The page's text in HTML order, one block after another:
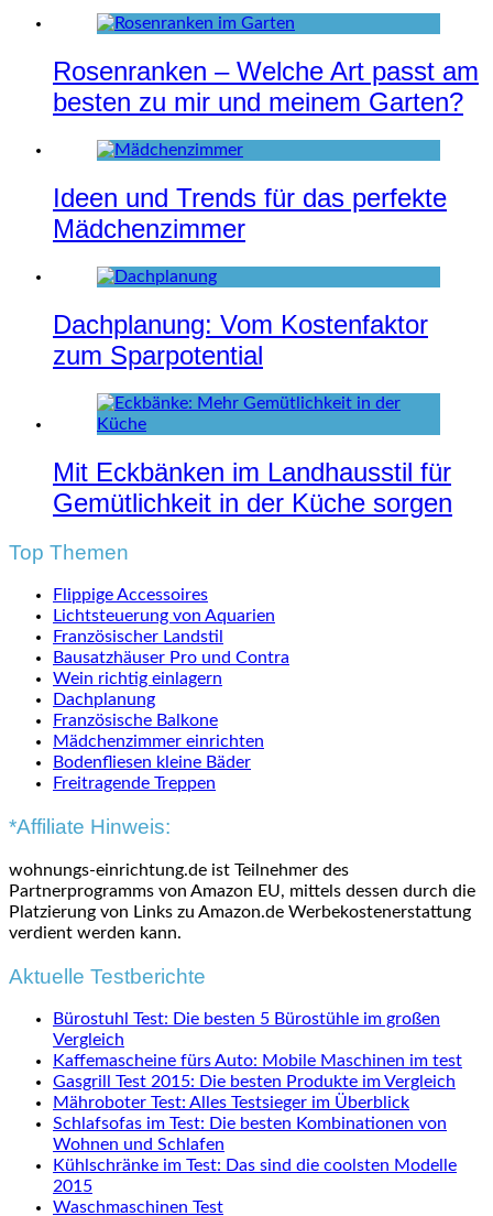
Rosenranken – Welche Art passt am
besten zu mir und meinem Garten?
Ideen und Trends für das perfekte
Mädchenzimmer
Dachplanung: Vom Kostenfaktor
zum Sparpotential
Mit Eckbänken im Landhausstil für
Gemütlichkeit in der Küche sorgen
Top Themen
Flippige Accessoires
Lichtsteuerung von Aquarien
Französischer Landstil
Bausatzhäuser Pro und Contra
Wein richtig einlagern
Dachplanung
Französische Balkone
Mädchenzimmer einrichten
Bodenfliesen kleine Bäder
Freitragende Treppen
*Affiliate Hinweis:
wohnungs-einrichtung.de ist Teilnehmer des
Partnerprogramms von Amazon EU, mittels dessen durch die
Platzierung von Links zu Amazon.de Werbekostenerstattung
verdient werden kann.
Aktuelle Testberichte
Bürostuhl Test: Die besten 5 Bürostühle im großen
Vergleich
Kaffemascheine fürs Auto: Mobile Maschinen im test
Gasgrill Test 2015: Die besten Produkte im Vergleich
Mähroboter Test: Alles Testsieger im Überblick
Schlafsofas im Test: Die besten Kombinationen von
Wohnen und Schlafen
Kühlschränke im Test: Das sind die coolsten Modelle
2015
Waschmaschinen Test